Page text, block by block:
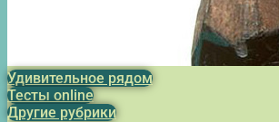
Удивительное рядом
Тесты online
Другие рубрики